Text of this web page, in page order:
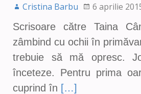
Cristina Barbu 6 aprilie
Scrisoare către Taina
zâmbind cu ochii în
trebuie să mă opresc.
înceteze. Pentru prima
cuprind în […]